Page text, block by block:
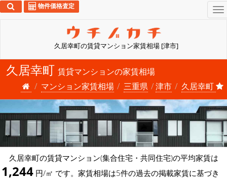
久居幸町の賃貸マンション家賃相場 [津市]
物件価格査定
久居幸町 賃貸マンションの家賃相場
マンション家賃相場
三重県 津市 久居幸町
久居幸町の賃貸マンション(集合住宅・共同住宅)の平均家賃は
1,244 円/㎡ です。家賃相場は5件の過去の掲載家賃に基づき